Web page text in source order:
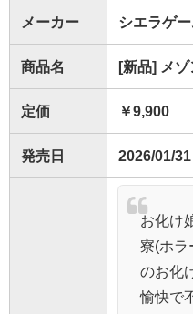
メーカー シエラゲ
商品名 [新品] メ
定価 ￥9,900
発売日 2026/01/31
お化け
寮(ホラ
のお化
愉快で